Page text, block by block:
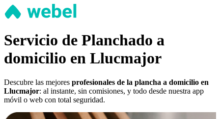
Servicio de Planchado a
domicilio en Llucmajor
Descubre las mejores profesionales de la plancha a domicilio en
Llucmajor: al instante, sin comisiones, y todo desde nuestra app
móvil o web con total seguridad.